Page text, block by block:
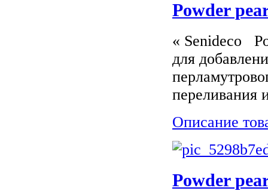
Powder
« Senideco
для
переливания
Описание
Powder